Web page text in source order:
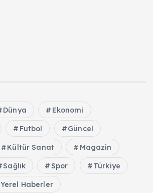
Dünya Ekonomi
Futbol Güncel
Kültür Sanat Magazin
Sağlık Spor Türkiye
Yerel Haberler